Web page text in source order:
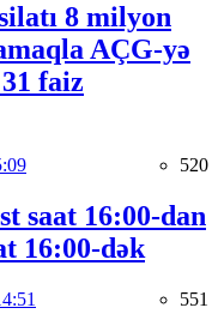
8 milyon
AÇG-yə
faiz
520
saat 16:00-dan
16:00-dək
551